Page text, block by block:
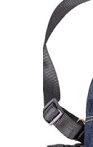
Отзывы
Оформление
Партнерам
Скидки